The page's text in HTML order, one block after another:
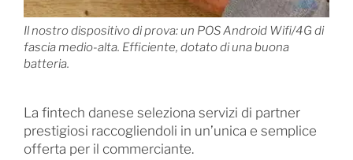
Il nostro dispositivo di prova: un POS Android Wifi/4G di
fascia medio-alta. Efficiente, dotato di una buona
batteria.
La fintech danese seleziona servizi di partner
prestigiosi raccogliendoli in un’unica e semplice
offerta per il commerciante.